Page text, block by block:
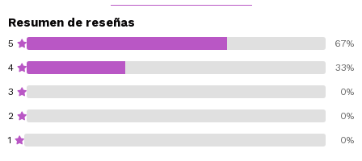
Resumen de reseñas
5 67%
4 33%
3 0%
2 0%
1 0%